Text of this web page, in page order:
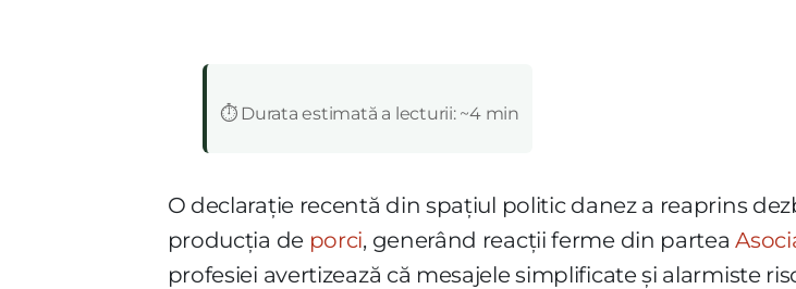
⏱️ Durata estimată a lecturii: ~4 min
O declarație recentă din spațiul politic danez a reaprins
producția de porci, generând reacții ferme din partea
profesiei avertizează că mesajele simplificate și alarmiste